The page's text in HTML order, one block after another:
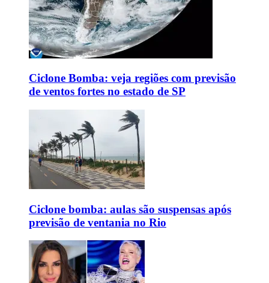
Ciclone Bomba: veja regiões com previsão
de ventos fortes no estado de SP
Ciclone bomba: aulas são suspensas após
previsão de ventania no Rio